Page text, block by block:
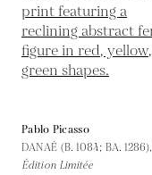
Pablo Picasso
DANAÉ (B. 1084; BA. 1286),
Édition Limitée